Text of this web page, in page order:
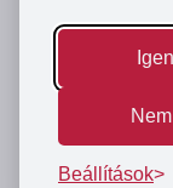
Beállítások